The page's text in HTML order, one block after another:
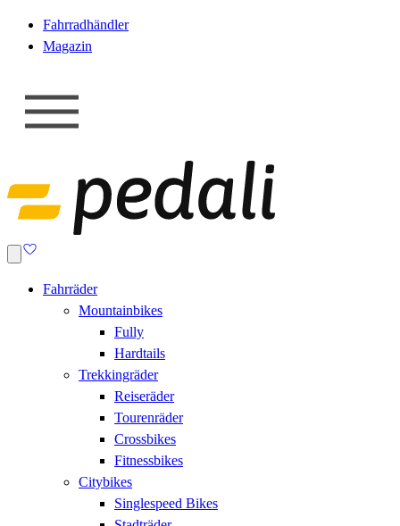
Fahrradhändler
Magazin
Fahrräder
Mountainbikes
Fully
Hardtails
Trekkingräder
Reiseräder
Tourenräder
Crossbikes
Fitnessbikes
Citybikes
Singlespeed Bikes